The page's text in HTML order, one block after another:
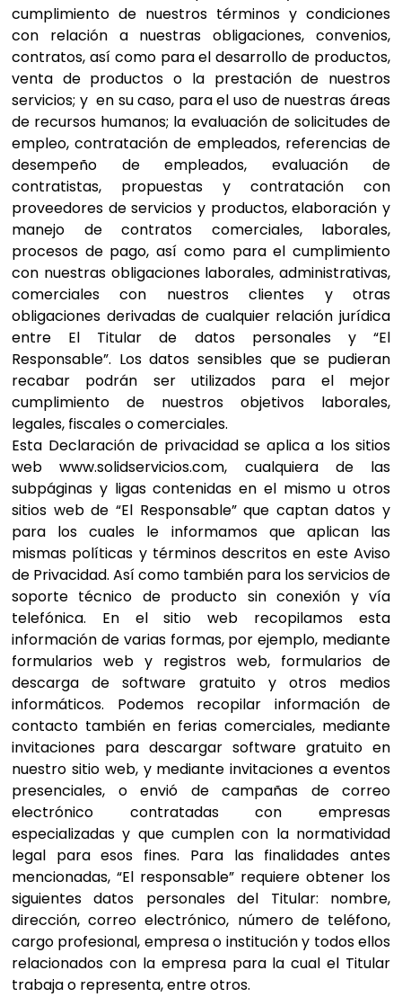
cumplimiento de nuestros términos y condiciones
con relación a nuestras obligaciones, convenios,
contratos, así como para el desarrollo de productos,
venta de productos o la prestación de nuestros
servicios; y en su caso, para el uso de nuestras áreas
de recursos humanos; la evaluación de solicitudes de
empleo, contratación de empleados, referencias de
desempeño de empleados, evaluación de
contratistas, propuestas y contratación con
proveedores de servicios y productos, elaboración y
manejo de contratos comerciales, laborales,
procesos de pago, así como para el cumplimiento
con nuestras obligaciones laborales, administrativas,
comerciales con nuestros clientes y otras
obligaciones derivadas de cualquier relación jurídica
entre El Titular de datos personales y “El
Responsable”. Los datos sensibles que se pudieran
recabar podrán ser utilizados para el mejor
cumplimiento de nuestros objetivos laborales,
legales, fiscales o comerciales.
Esta Declaración de privacidad se aplica a los sitios
web www.solidservicios.com, cualquiera de las
subpáginas y ligas contenidas en el mismo u otros
sitios web de “El Responsable” que captan datos y
para los cuales le informamos que aplican las
mismas políticas y términos descritos en este Aviso
de Privacidad. Así como también para los servicios de
soporte técnico de producto sin conexión y vía
telefónica. En el sitio web recopilamos esta
información de varias formas, por ejemplo, mediante
formularios web y registros web, formularios de
descarga de software gratuito y otros medios
informáticos. Podemos recopilar información de
contacto también en ferias comerciales, mediante
invitaciones para descargar software gratuito en
nuestro sitio web, y mediante invitaciones a eventos
presenciales, o envió de campañas de correo
electrónico contratadas con empresas
especializadas y que cumplen con la normatividad
legal para esos fines. Para las finalidades antes
mencionadas, “El responsable” requiere obtener los
siguientes datos personales del Titular: nombre,
dirección, correo electrónico, número de teléfono,
cargo profesional, empresa o institución y todos ellos
relacionados con la empresa para la cual el Titular
trabaja o representa, entre otros.